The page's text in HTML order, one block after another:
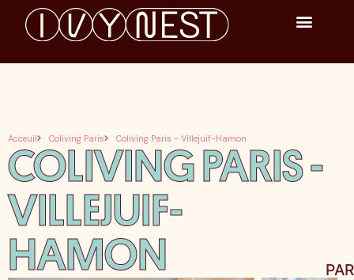
Acceuil Coliving Paris Coliving Paris - Villejuif-Hamon
COLIVING PARIS -
VILLEJUIF-
HAMON